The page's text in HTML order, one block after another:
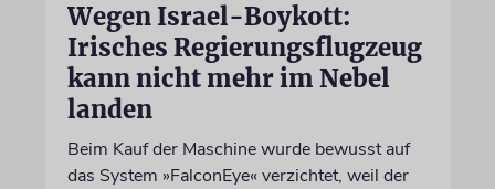
Wegen Israel-Boykott:
Irisches Regierungsflugzeug
kann nicht mehr im Nebel
landen
Beim Kauf der Maschine wurde bewusst auf
das System »FalconEye« verzichtet, weil der